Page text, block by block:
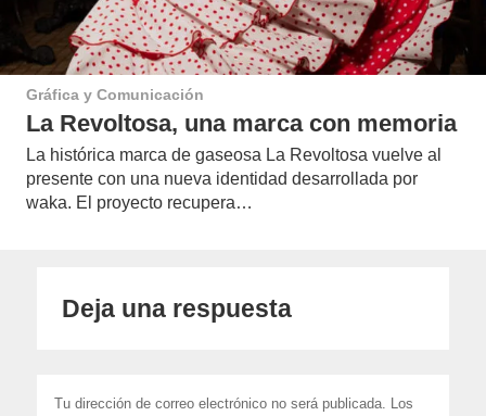
Gráfica y Comunicación
La Revoltosa, una marca con memoria
La histórica marca de gaseosa La Revoltosa vuelve al
presente con una nueva identidad desarrollada por
waka. El proyecto recupera…
Deja una respuesta
Tu dirección de correo electrónico no será publicada.
Los